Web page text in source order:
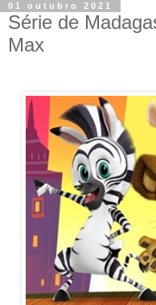
01 outubro 2021
Série de
Max